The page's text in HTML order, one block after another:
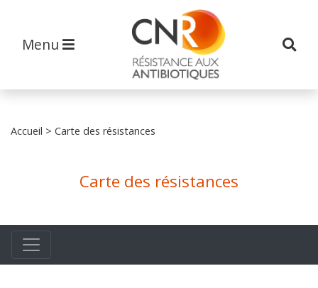
Menu
Accueil > Carte des résistances
Carte des résistances